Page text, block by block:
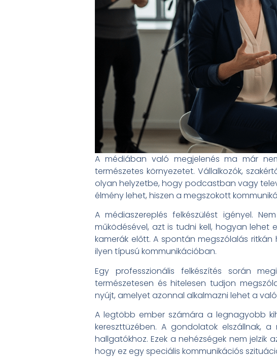
A médiában való megjelenés ma már
természetes környezetet. Vállalkozók,
olyan helyzetbe, hogy podcastban vagy
élmény lehet, hiszen a megszokott
A médiaszereplés felkészülést igényel.
működésével, azt is tudni kell, hogyan
kamerák előtt. A spontán megszólalás
ilyen típusú kommunikációban.
Egy professzionális felkészítés során
természetesen és hitelesen tudjon
nyújt, amelyet azonnal alkalmazni lehet a
A legtöbb ember számára a legnagyobb
kereszttüzében. A gondolatok elszállnak,
hallgatókhoz. Ezek a nehézségek nem
hogy ez egy speciális kommunikációs